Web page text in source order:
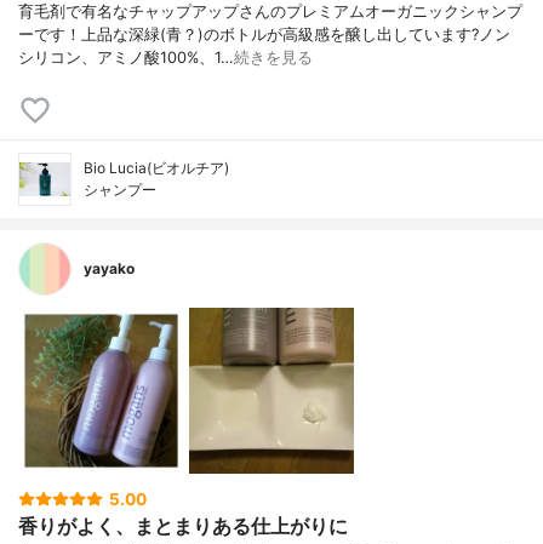
育毛剤で有名なチャップアップさんのプレミアムオーガニックシャンプ
ーです！上品な深緑(青？)のボトルが高級感を醸し出しています?ノン
シリコン、アミノ酸100%、1…続きを見る
Bio Lucia(ビオルチア)
シャンプー
yayako
5.00
香りがよく、まとまりある仕上がりに